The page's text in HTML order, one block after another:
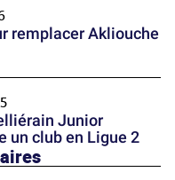
remplacer Akliouche
Junior
un club en Ligue 2